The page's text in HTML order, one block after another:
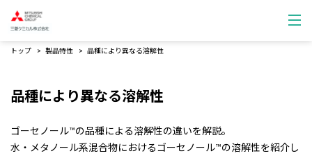
トップ 製品特性 品種により異なる溶解性
品種により異なる溶解性
ゴーセノール™の品種による溶解性の違いを解説。
水・メタノール系混合物におけるゴーセノール™の溶解性を紹介し